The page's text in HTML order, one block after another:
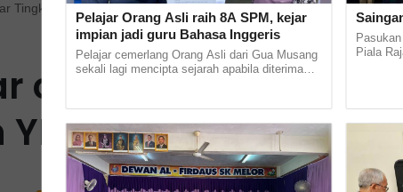
Tingkatan Lima yang menerima watikah pelantikan sebagai Duta
Target SPM 2025 baru-baru ini.
cemerlang dilantik
Smart Target SPM
Pelajar Orang Asli raih 8A SPM, kejar
impian jadi guru Bahasa Inggeris
Pelajar cemerlang Orang Asli dari Gua Musang
sekali lagi mencipta sejarah apabila diterima
Piala